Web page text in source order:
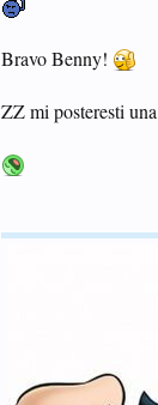
Bravo Benny!
ZZ mi posteresti